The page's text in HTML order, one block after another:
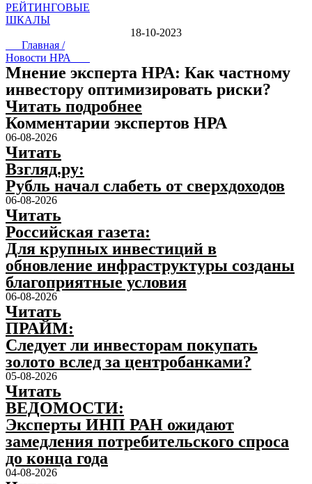
РЕЙТИНГОВЫЕ
ШКАЛЫ
18-10-2023
Главная /
Новости НРА
Мнение эксперта НРА: Как частному
инвестору оптимизировать риски?
Читать подробнее
Комментарии экспертов НРА
06-08-2026
Читать
Взгляд.ру:
Рубль начал слабеть от сверхдоходов
06-08-2026
Читать
Российская газета:
Для крупных инвестиций в
обновление инфраструктуры созданы
благоприятные условия
06-08-2026
Читать
ПРАЙМ:
Следует ли инвесторам покупать
золото вслед за центробанками?
05-08-2026
Читать
ВЕДОМОСТИ:
Эксперты ИНП РАН ожидают
замедления потребительского спроса
до конца года
04-08-2026